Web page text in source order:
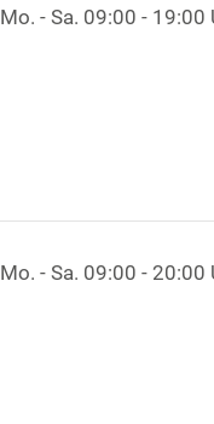
Mo. - Sa. 09:00 - 19:00
Mo. - Sa. 09:00 - 20:00